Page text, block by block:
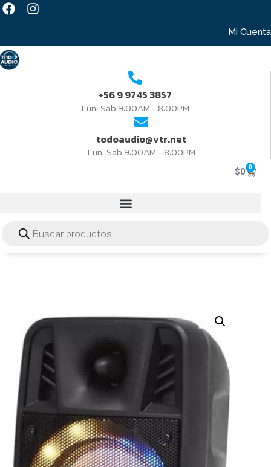
Mi Cuenta
+56 9 9745 3857
Lun-Sab 9:00AM - 8:00PM
todoaudio@vtr.net
Lun-Sab 9:00AM - 8:00PM
$0 0